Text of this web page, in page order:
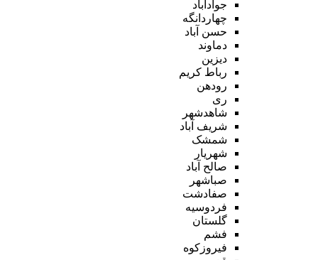
جوادآباد
چهاردانگه
حسن آباد
دماوند
دیزین
رباط کریم
رودهن
ری
شاهدشهر
شریف آباد
شمشک
شهریار
صالح آباد
صباشهر
صفادشت
فردوسیه
گلستان
فشم
فیروزکوه